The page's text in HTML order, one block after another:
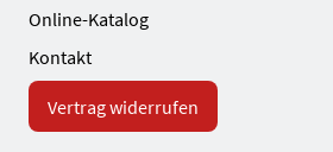
Online-Katalog
Kontakt
Vertrag widerrufen